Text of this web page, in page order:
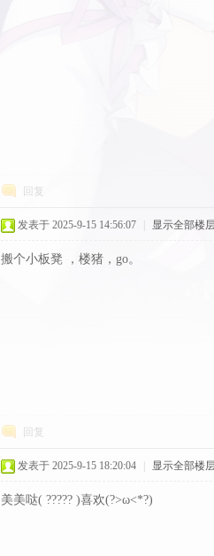
回复
发表于 2025-9-15 14:56:07 显示全部楼
搬个小板凳 ，楼猪，go。
回复
发表于 2025-9-15 18:20:04 显示全部楼
美美哒( ????? )喜欢(?>ω<*?)